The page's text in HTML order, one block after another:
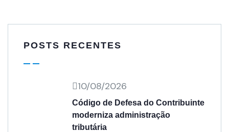
POSTS RECENTES
10/08/2026
Código de Defesa do Contribuinte
moderniza administração
tributária